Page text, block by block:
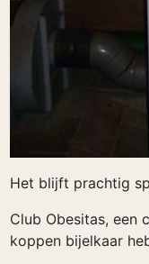
Het blijft prachtig
Club Obesitas, een
koppen bijelkaar